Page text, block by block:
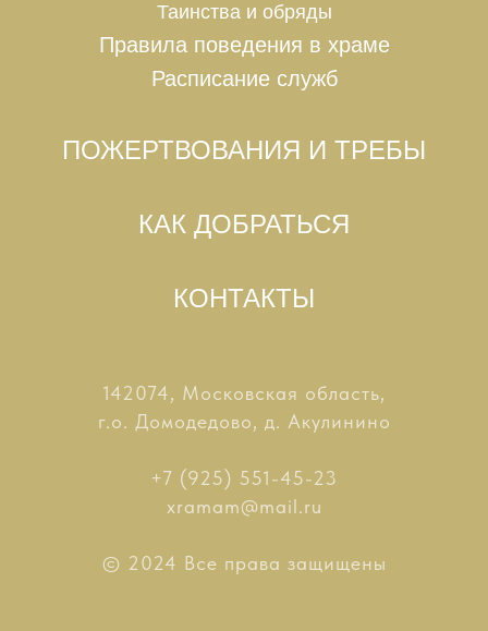
Таинства и обряды
Правила поведения в храме
Расписание служб
ПОЖЕРТВОВАНИЯ И ТРЕБЫ
КАК ДОБРАТЬСЯ
КОНТАКТЫ
142074, Московская область,
г.о. Домодедово, д. Акулинино
+7 (925) 551-45-23
xramam@mail.ru
© 2024 Все права защищены